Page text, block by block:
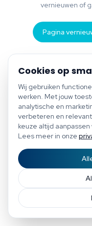
Bespaar tot €1.200
Gratis scan of plan direct
Cookies op
Wij gebruiken
werken. Met jouw
analytische en
verbeteren en
keuze altijd
Lees meer in onze
vernieuwen of
Pagina